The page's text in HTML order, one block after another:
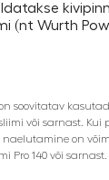
(nt Wurth
soovitatav
või sarnast.
on
Pro 140 või sarnast.